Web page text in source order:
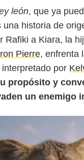
león, que ya
una historia de
Rafiki a Kiara, la
Pierre, enfrenta
por
propósito y
un enemigo